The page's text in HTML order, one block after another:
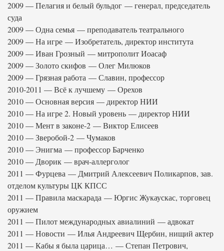
2009 — Пелагия и белый бульдог — генерал, председатель
суда
2009 — Одна семья — преподаватель театрального
2009 — На игре — Изобретатель, директор института
2009 — Иван Грозный — митрополит Иоасаф
2009 — Золото скифов — Олег Милюков
2009 — Грязная работа — Славин, профессор
2010-2011 — Всё к лучшему — Орехов
2010 — Основная версия — директор НИИ
2010 — На игре 2. Новый уровень — директор НИИ
2010 — Мент в законе-2 — Виктор Елисеев
2010 — Зверобой-2 — Чумаков
2010 — Энигма — профессор Барченко
2010 — Дворик — врач-аллерголог
2011 — Фурцева — Дмитрий Алексеевич Поликарпов, зав.
отделом культуры ЦК КПСС
2011 — Правила маскарада — Юргис Жукаускас, торговец
оружием
2011 — Пилот международных авиалиний — адвокат
2011 — Новости — Илья Андреевич Щербин, нищий актер
2011 — Кабы я была царица… — Степан Петрович,